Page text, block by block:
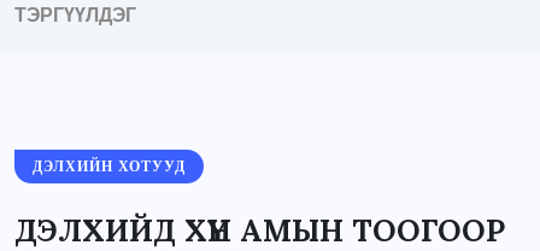
ТЭРГҮҮЛДЭГ
ДЭЛХИЙН ХОТУУД
ДЭЛХИЙД ХҮН АМЫН ТООГООР